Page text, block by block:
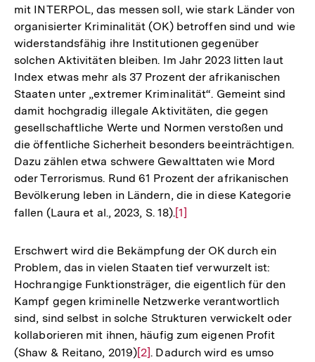
mit INTERPOL, das messen soll, wie stark Länder von
organisierter Kriminalität (OK) betroffen sind und wie
widerstandsfähig ihre Institutionen gegenüber
solchen Aktivitäten bleiben. Im Jahr 2023 litten laut
Index etwas mehr als 37 Prozent der afrikanischen
Staaten unter „extremer Kriminalität“. Gemeint sind
damit hochgradig illegale Aktivitäten, die gegen
gesellschaftliche Werte und Normen verstoßen und
die öffentliche Sicherheit besonders beeinträchtigen.
Dazu zählen etwa schwere Gewalttaten wie Mord
oder Terrorismus. Rund 61 Prozent der afrikanischen
Bevölkerung leben in Ländern, die in diese Kategorie
fallen (Laura et al., 2023, S. 18).Zur
der
Fußnote
[1]
Erschwert wird die Bekämpfung der OK durch ein
Problem, das in vielen Staaten tief verwurzelt ist:
Hochrangige Funktionsträger, die eigentlich für den
Kampf gegen kriminelle Netzwerke verantwortlich
sind, sind selbst in solche Strukturen verwickelt oder
kollaborieren mit ihnen, häufig zum eigenen Profit
(Shaw & Reitano, 2019)Zur
[2]. Dadurch wird es umso